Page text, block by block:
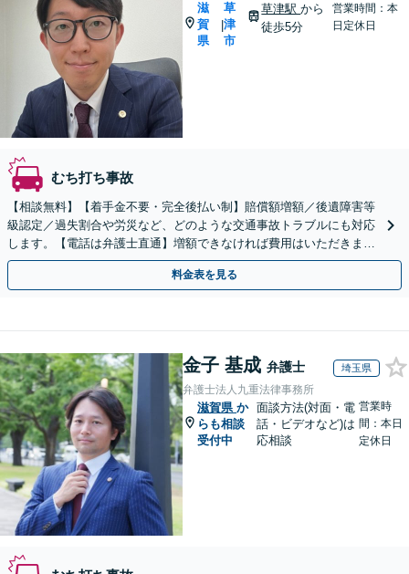
滋
賀
県
|
草
津
市
草津駅から
徒歩5分
営業時間：本
日定休日
むち打ち事故
【相談無料】【着手金不要・完全後払い制】賠償額増額／後遺障害等
級認定／過失割合や労災など、どのような交通事故トラブルにも対応
します。【電話は弁護士直通】増額できなければ費用はいただきませ
ん【草津駅5分】土日祝・電話やWeb相談も対応可
料金表を見る
金子 基成 弁護士 埼玉県
弁護士法人九重法律事務所
滋賀県 か
らも相談
受付中
面談方法(対面・電
話・ビデオなど)は
応相談
営業時
間：本日
定休日